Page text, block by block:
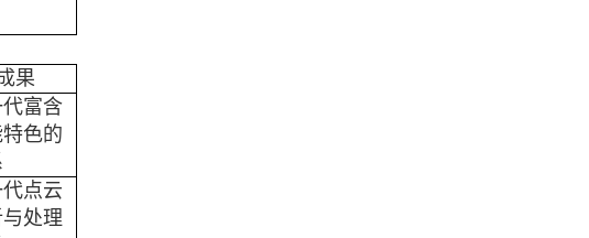
果
富含
色的
点云
处理